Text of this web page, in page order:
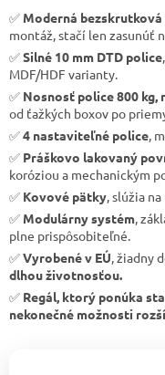
✅ Moderná
montáž, stačí len zasunúť
✅Silné 10 mm DTD police
MDF/HDF varianty.
✅ Nosnosť police 800 kg,
od ťažkých boxov po
✅4 nastaviteľné police ,
✅ Práškovo lakovaný
koróziou a mechanickým
✅ Kovové pätky , slúžia
✅ Modulárny systém ,
plne prispôsobiteľné.
✅Vyrobené v EÚ , žiadny
dlhou životnosťou.
✅ Regál, ktorý ponúka
nekonečné možnosti